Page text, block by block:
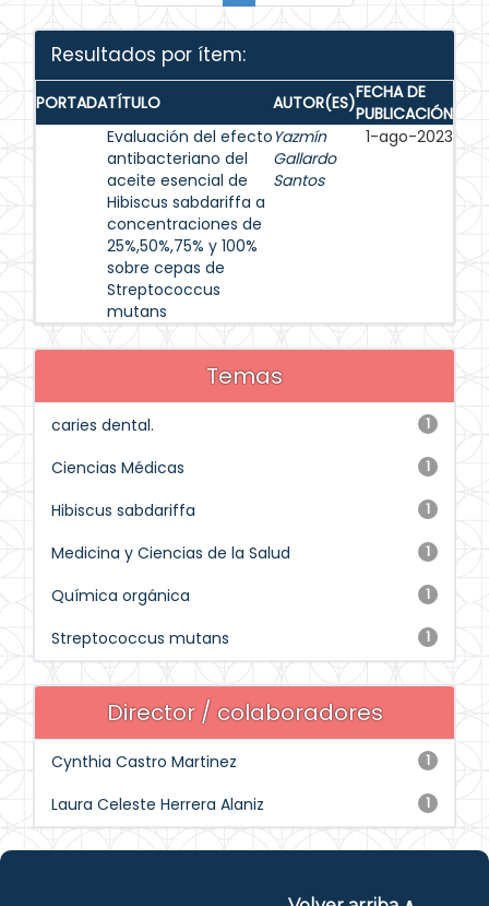
Resultados por ítem:
PORTADATÍTULO AUTOR(ES)FECHA DE
PUBLICACIÓN
Evaluación del efecto
antibacteriano del
aceite esencial de
Hibiscus sabdariffa a
concentraciones de
25%,50%,75% y 100%
sobre cepas de
Streptococcus
mutans
Yazmín
Gallardo
Santos
1-ago-2023
Temas
1
caries dental.
1
Ciencias Médicas
1
Hibiscus sabdariffa
1
Medicina y Ciencias de la Salud
1
Química orgánica
1
Streptococcus mutans
Director / colaboradores
1
Cynthia Castro Martinez
1
Laura Celeste Herrera Alaniz